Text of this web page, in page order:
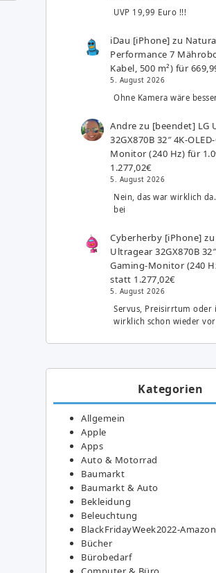
UVP 19,99 Euro !!!
iDau [iPhone] zu
Performance 7
Kabel, 500 m²) für
5. August 2026
Ohne Kamera wäre
Andre zu [beendet] LG
32GX870B 32″ 4K-
Monitor (240 Hz) für
1.277,02€
5. August 2026
Nein, das war wirklich
bei
Cyberherby [iPhone] zu
Ultragear 32GX870B
Gaming-Monitor (240
statt 1.277,02€
5. August 2026
Servus, Preisirrtum oder
wirklich schon wieder
Kategorien
Allgemein
Apple
Apps
Auto & Motorrad
Baumarkt
Baumarkt & Auto
Bekleidung
Beleuchtung
BlackFridayWeek2022-Amazon
Bücher
Bürobedarf